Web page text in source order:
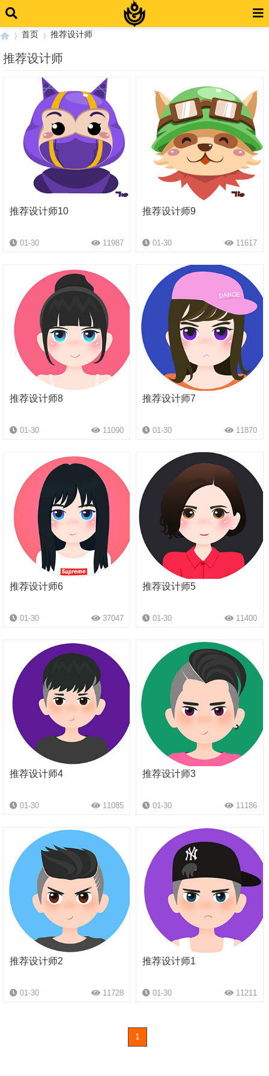
首页 推荐设计师
推荐设计师
推荐设计师10
01-30 11987
推荐设计师9
01-30 11617
推荐设计师8
01-30 11090
推荐设计师7
01-30 11870
推荐设计师6
01-30 37047
推荐设计师5
01-30 11400
推荐设计师4
01-30 11085
推荐设计师3
01-30 11186
推荐设计师2
01-30 11728
推荐设计师1
01-30 11211
1